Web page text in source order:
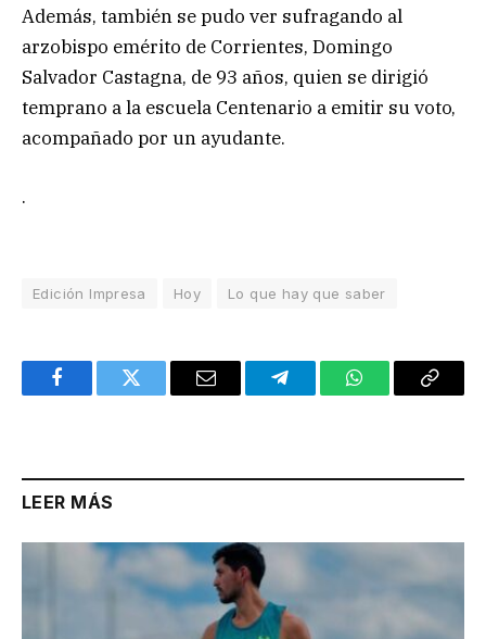
Además, también se pudo ver sufragando al
arzobispo emérito de Corrientes, Domingo
Salvador Castagna, de 93 años, quien se dirigió
temprano a la escuela Centenario a emitir su voto,
acompañado por un ayudante.
.
Edición Impresa Hoy Lo que hay que saber
FacebookTwitter Email TelegramWhatsAppCopy
LEER MÁS